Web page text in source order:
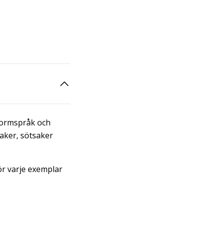
och
sötsaker
varje exemplar